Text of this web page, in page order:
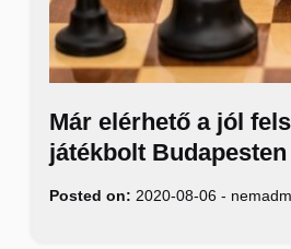
Már elérhető a jól
játékbolt Budapesten
Posted on: 2020-08-06 -